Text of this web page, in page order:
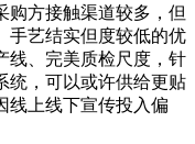
购方接触渠道较多，但
手艺结实但度较低的优
线、完美质检尺度，针
统，可以或许供给更贴
线上线下宣传投入偏